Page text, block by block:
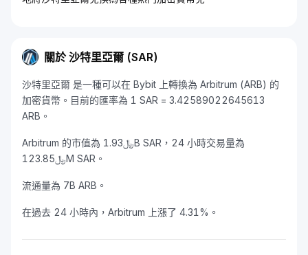
關於 沙特里亞爾 (SAR)
沙特里亞爾 是一種可以在 Bybit 上轉換為 Arbitrum (ARB) 的
加密貨幣。目前的匯率為 1 SAR = 3.42589022645613
ARB。
Arbitrum 的市值為 ﷼1.93B SAR，24 小時交易量為
﷼123.85M SAR。
流通量為 7B ARB。
在過去 24 小時內，Arbitrum 上漲了 4.31%。